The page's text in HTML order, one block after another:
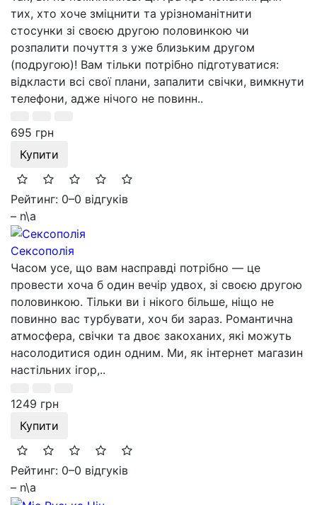
тих, хто хоче зміцнити та урізноманітнити
стосунки зі своєю другою половинкою чи
розпалити почуття з уже близьким другом
(подругою)! Вам тільки потрібно підготуватися:
відкласти всі свої плани, запалити свічки, вимкнути
телефони, адже нічого не повинн..
695 грн
Купити
Рейтинг: 0–0 відгуків
– n\a
Сексополія
Часом усе, що вам насправді потрібно — це
провести хоча б один вечір удвох, зі своєю другою
половинкою. Тільки ви і нікого більше, ніщо не
повинно вас турбувати, хоч би зараз. Романтична
атмосфера, свічки та двоє закоханих, які можуть
насолодитися один одним. Ми, як інтернет магазин
настільних ігор,..
1249 грн
Купити
Рейтинг: 0–0 відгуків
– n\a